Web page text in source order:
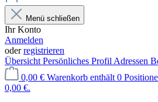
Menü schließen
Ihr Konto
Anmelden
oderregistrieren
Übersicht Persönliches Profil Adressen
0,00 € Warenkorb enthält 0
0,00 €.